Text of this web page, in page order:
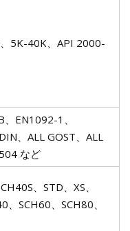
5K-40K、API 2000-
EN1092-1、
、ALL GOST、ALL
など
、STD、XS、
、SCH60、SCH80、